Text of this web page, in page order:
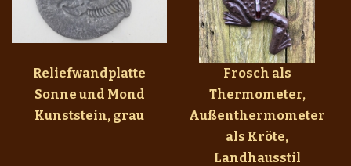
Reliefwandplatte
Sonne und Mond
Kunststein, grau
Frosch als
Thermometer,
Außenthermometer
als Kröte,
Landhausstil